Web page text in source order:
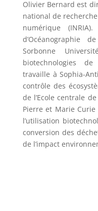
Olivier Bernard est
national de
numérique
d’Océanographie
Sorbonne
biotechnologies de
travaille à Sophia-
contrôle des
de l’Ecole centrale
Pierre et Marie Curie
l’utilisation
conversion des
de l’impact